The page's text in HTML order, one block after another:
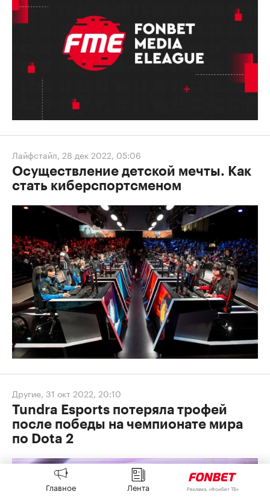
Лайфстайл, 28 дек 2022, 05:06
Осуществление детской мечты. Как
стать киберспортсменом
Другие, 31 окт 2022, 20:10
Tundra Esports потеряла трофей
после победы на чемпионате мира
по Dota 2
Главное Лента Реклама, «Фонбет ТВ»